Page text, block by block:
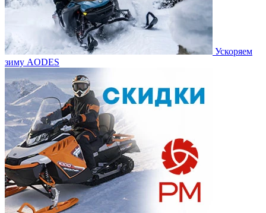
Ускоряем
зиму AODES